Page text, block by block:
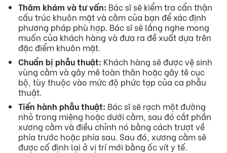
Thăm khám và tư vấn: Bác sĩ sẽ kiểm tra cẩn thận
cấu trúc khuôn mặt và cằm của bạn để xác định
phương pháp phù hợp. Bác sĩ sẽ lắng nghe mong
muốn của khách hàng và đưa ra đề xuất dựa trên
đặc điểm khuôn mặt.
Chuẩn bị phẫu thuật: Khách hàng sẽ được vệ sinh
vùng cằm và gây mê toàn thân hoặc gây tê cục
bộ, tùy thuộc vào mức độ phức tạp của ca phẫu
thuật.
Tiến hành phẫu thuật: Bác sĩ sẽ rạch một đường
nhỏ trong miệng hoặc dưới cằm, sau đó cắt phần
xương cằm và điều chỉnh nó bằng cách trượt về
phía trước hoặc phía sau. Sau đó, xương cằm sẽ
được cố định lại ở vị trí mới bằng ốc vít y tế.